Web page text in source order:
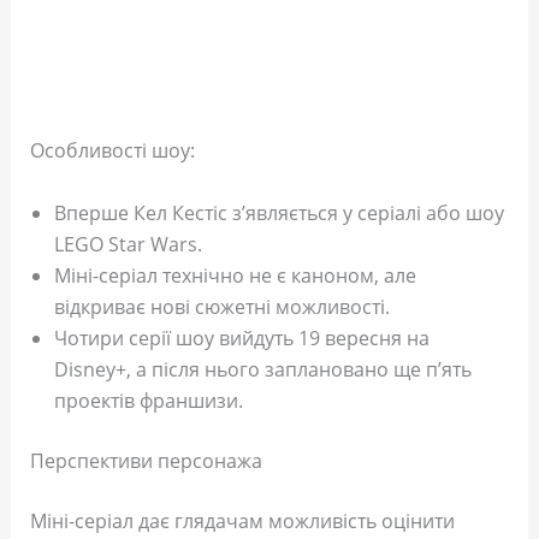
Особливості шоу:
Вперше Кел Кестіс з’являється у серіалі або шоу
LEGO Star Wars.
Міні-серіал технічно не є каноном, але
відкриває нові сюжетні можливості.
Чотири серії шоу вийдуть 19 вересня на
Disney+, а після нього заплановано ще п’ять
проектів франшизи.
Перспективи персонажа
Міні-серіал дає глядачам можливість оцінити